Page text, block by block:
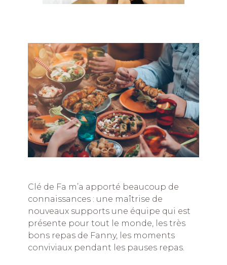
Clé de Fa m’a apporté beaucoup de
connaissances : une maîtrise de
nouveaux supports une équipe qui est
présente pour tout le monde, les très
bons repas de Fanny, les moments
conviviaux pendant les pauses repas.